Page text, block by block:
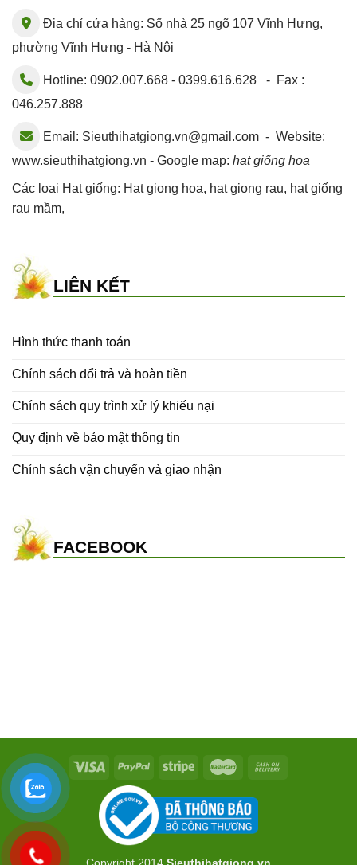
Địa chỉ cửa hàng: Số nhà 25 ngõ 107 Vĩnh Hưng,
phường Vĩnh Hưng - Hà Nội
Hotline: 0902.007.668 - 0399.616.628 - Fax :
046.257.888
Email: Sieuthihatgiong.vn@gmail.com - Website:
www.sieuthihatgiong.vn - Google map: hạt giống hoa
Các loại Hạt giống: Hat giong hoa, hat giong rau, hạt giống
rau mầm,
LIÊN KẾT
Hình thức thanh toán
Chính sách đổi trả và hoàn tiền
Chính sách quy trình xử lý khiếu nại
Quy định về bảo mật thông tin
Chính sách vận chuyển và giao nhận
FACEBOOK